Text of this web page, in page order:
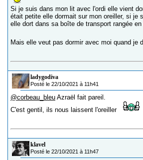
Si je suis dans mon lit avec l'ordi elle vient
était petite elle dormait sur mon oreiller, si je
elle dort dans sa boîte de transport rangée en
Mais elle veut pas dormir avec moi quand je
ladygodiva
Posté le 22/10/2021 à 11h41
@corbeau_bleu Azraël fait pareil.
C'est gentil, ils nous laissent l'oreiller
klavel
Posté le 22/10/2021 à 11h47